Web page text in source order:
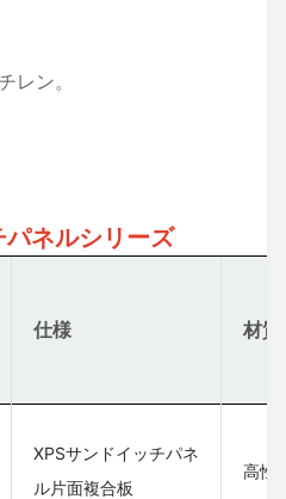
レン。
ネルシリーズ
仕様 材質
XPSサンドイッチパネ
ル片面複合板
高性